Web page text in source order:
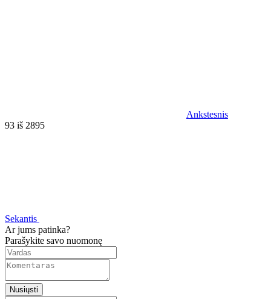
Ankstesnis
93 iš 2895
Sekantis
Ar jums patinka?
Parašykite savo nuomonę
Nusiųsti